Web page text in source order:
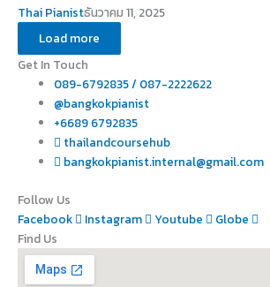
Thai Pianistธันวาคม 11, 2025
Load more
Get In Touch
089-6792835 / 087-2222622
@bangkokpianist
+6689 6792835
thailandcoursehub
bangkokpianist.internal@gmail.com
Follow Us
Facebook
Instagram Youtube
Globe
Find Us